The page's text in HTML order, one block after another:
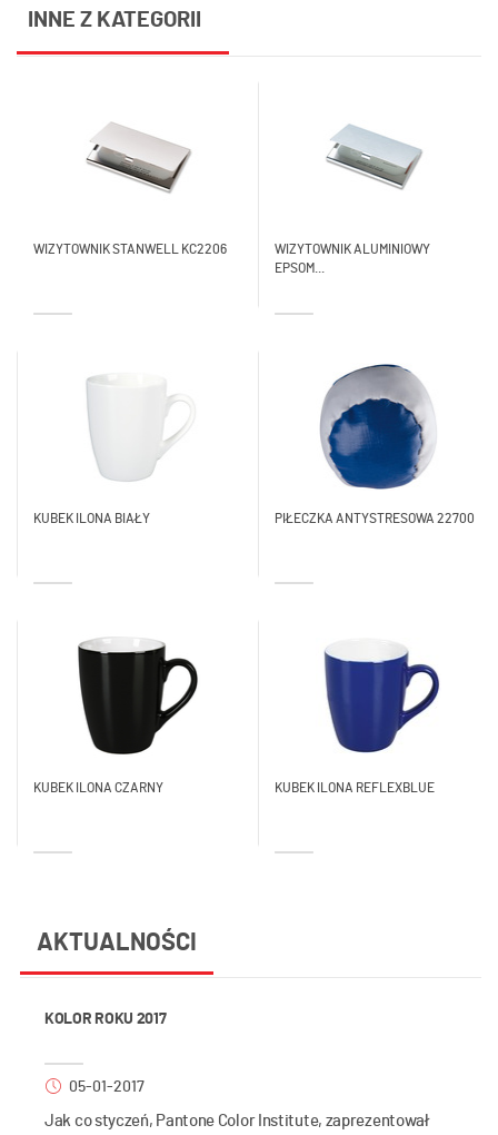
INNE Z KATEGORII
WIZYTOWNIK STANWELL KC2206
WIZYTOWNIK ALUMINIOWY
EPSOM...
KUBEK ILONA BIAŁY PIŁECZKA ANTYSTRESOWA 22700
KUBEK ILONA CZARNY KUBEK ILONA REFLEXBLUE
AKTUALNOŚCI
KOLOR ROKU 2017
05-01-2017
Jak co styczeń, Pantone Color Institute, zaprezentował